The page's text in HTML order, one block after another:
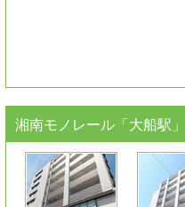
湘南モノレール「大船駅」